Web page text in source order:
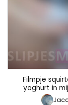
Filmpje
yoghurt in